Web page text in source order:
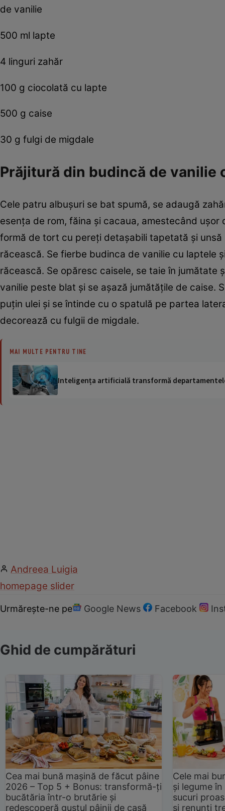
de vanilie
500 ml lapte
4 linguri zahăr
100 g ciocolată cu lapte
500 g caise
30 g fulgi de migdale
Prăjitură din budincă de vanilie
Cele patru albuşuri se bat spumă, se adaugă
esenţa de rom, făina şi cacaua, amestecând
formă de tort cu pereţi detaşabili tapetată şi
răcească. Se fierbe budinca de vanilie cu laptele
răcească. Se opăresc caisele, se taie în
vanilie peste blat şi se aşază jumătăţile de caise.
puţin ulei şi se întinde cu o spatulă pe partea
decorează cu fulgii de migdale.
MAI MULTE PENTRU TINE
Inteligența artificială transformă
Andreea Luigia
homepage slider
Urmărește-ne pe Google News Facebook
Ghid de cumpărături
Cea mai bună mașină de făcut pâine
2026 – Top 5 + Bonus: transformă-ți
bucătăria într-o brutărie și
redescoperă gustul pâinii de casă
Cele mai
și legume
sucuri
și renunți